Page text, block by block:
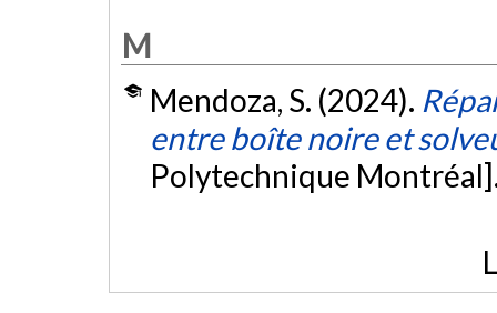
M
Mendoza, S. (2024).
entre boîte noire et
Polytechnique